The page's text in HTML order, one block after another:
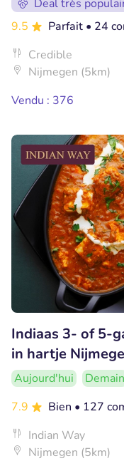
Deal très
9.5
Parfait • 24
Credible
Nijmegen (5km)
Vendu : 376
Indiaas 3- of 5-
in hartje
Aujourd'hui Demain
7.9
Bien • 127
Indian Way
Nijmegen (5km)